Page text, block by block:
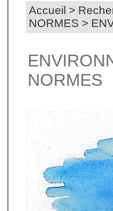
Accueil >
NORMES >
NORMES